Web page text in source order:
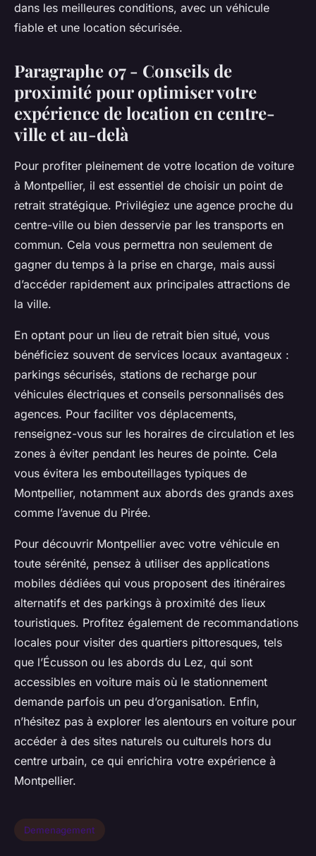
dans les meilleures conditions, avec un véhicule
fiable et une location sécurisée.
Paragraphe 07 - Conseils de
proximité pour optimiser votre
expérience de location en centre-
ville et au-delà
Pour profiter pleinement de votre location de voiture
à Montpellier, il est essentiel de choisir un point de
retrait stratégique. Privilégiez une agence proche du
centre-ville ou bien desservie par les transports en
commun. Cela vous permettra non seulement de
gagner du temps à la prise en charge, mais aussi
d’accéder rapidement aux principales attractions de
la ville.
En optant pour un lieu de retrait bien situé, vous
bénéficiez souvent de services locaux avantageux :
parkings sécurisés, stations de recharge pour
véhicules électriques et conseils personnalisés des
agences. Pour faciliter vos déplacements,
renseignez-vous sur les horaires de circulation et les
zones à éviter pendant les heures de pointe. Cela
vous évitera les embouteillages typiques de
Montpellier, notamment aux abords des grands axes
comme l’avenue du Pirée.
Pour découvrir Montpellier avec votre véhicule en
toute sérénité, pensez à utiliser des applications
mobiles dédiées qui vous proposent des itinéraires
alternatifs et des parkings à proximité des lieux
touristiques. Profitez également de recommandations
locales pour visiter des quartiers pittoresques, tels
que l’Écusson ou les abords du Lez, qui sont
accessibles en voiture mais où le stationnement
demande parfois un peu d’organisation. Enfin,
n’hésitez pas à explorer les alentours en voiture pour
accéder à des sites naturels ou culturels hors du
centre urbain, ce qui enrichira votre expérience à
Montpellier.
Demenagement